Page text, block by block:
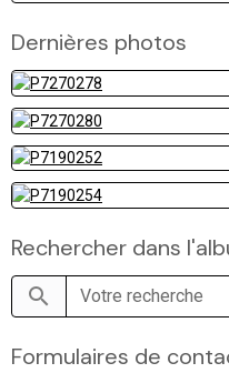
Dernières photos
Rechercher dans
Formulaires de